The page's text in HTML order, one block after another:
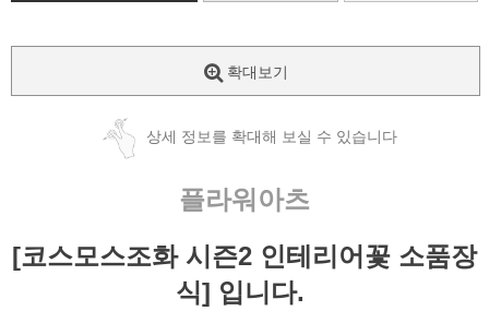
확대보기
상세 정보를 확대해 보실 수 있습니다
플라워아츠
[코스모스조화 시즌2 인테리어꽃 소품장
식] 입니다.